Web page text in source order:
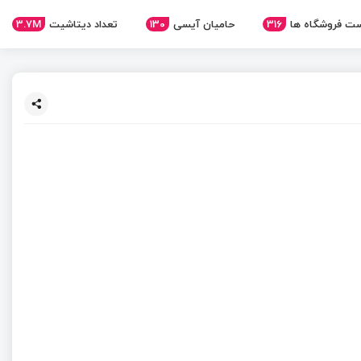
فروشگاه ها 316 حامیان آیسی 130 تعداد دیتاشیت 3.7M